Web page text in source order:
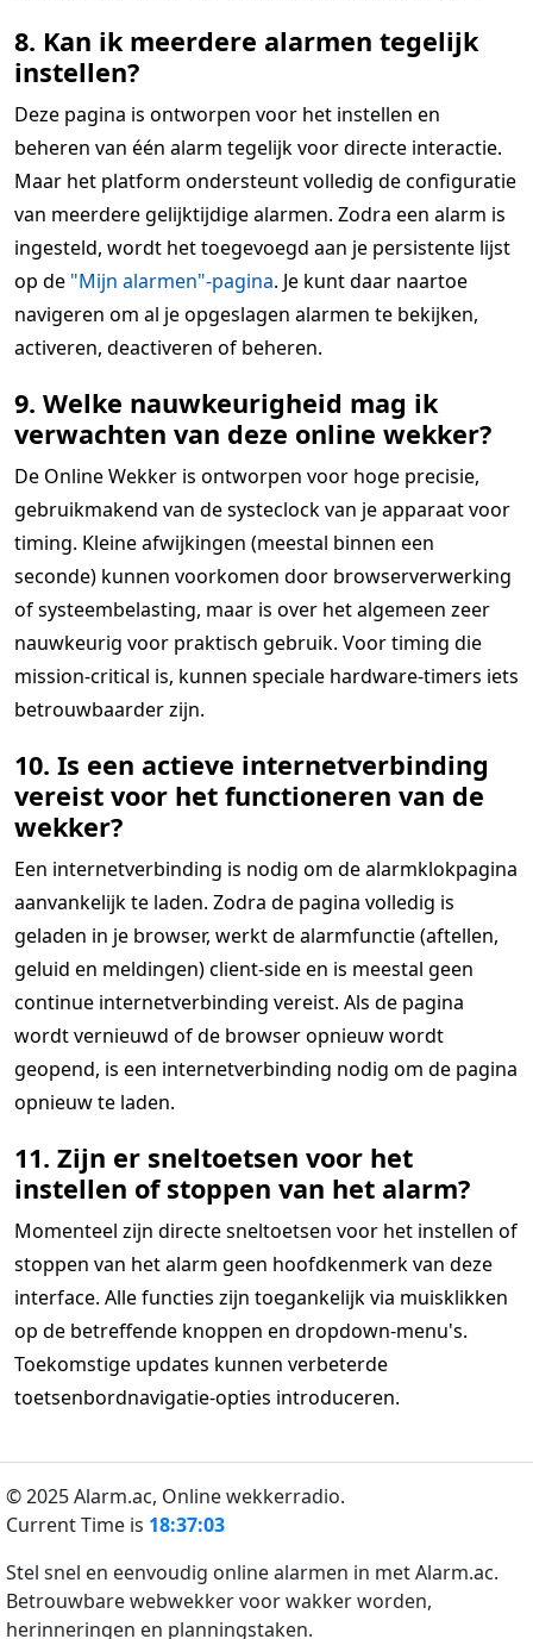
8. Kan ik meerdere alarmen tegelijk
instellen?
Deze pagina is ontworpen voor het instellen en
beheren van één alarm tegelijk voor directe interactie.
Maar het platform ondersteunt volledig de configuratie
van meerdere gelijktijdige alarmen. Zodra een alarm is
ingesteld, wordt het toegevoegd aan je persistente lijst
op de "Mijn alarmen"-pagina. Je kunt daar naartoe
navigeren om al je opgeslagen alarmen te bekijken,
activeren, deactiveren of beheren.
9. Welke nauwkeurigheid mag ik
verwachten van deze online wekker?
De Online Wekker is ontworpen voor hoge precisie,
gebruikmakend van de systeclock van je apparaat voor
timing. Kleine afwijkingen (meestal binnen een
seconde) kunnen voorkomen door browserverwerking
of systeembelasting, maar is over het algemeen zeer
nauwkeurig voor praktisch gebruik. Voor timing die
mission-critical is, kunnen speciale hardware-timers iets
betrouwbaarder zijn.
10. Is een actieve internetverbinding
vereist voor het functioneren van de
wekker?
Een internetverbinding is nodig om de alarmklokpagina
aanvankelijk te laden. Zodra de pagina volledig is
geladen in je browser, werkt de alarmfunctie (aftellen,
geluid en meldingen) client-side en is meestal geen
continue internetverbinding vereist. Als de pagina
wordt vernieuwd of de browser opnieuw wordt
geopend, is een internetverbinding nodig om de pagina
opnieuw te laden.
11. Zijn er sneltoetsen voor het
instellen of stoppen van het alarm?
Momenteel zijn directe sneltoetsen voor het instellen of
stoppen van het alarm geen hoofdkenmerk van deze
interface. Alle functies zijn toegankelijk via muisklikken
op de betreffende knoppen en dropdown-menu's.
Toekomstige updates kunnen verbeterde
toetsenbordnavigatie-opties introduceren.
© 2025 Alarm.ac, Online wekkerradio.
Current Time is 18:37:03
Stel snel en eenvoudig online alarmen in met Alarm.ac.
Betrouwbare webwekker voor wakker worden,
herinneringen en planningstaken.